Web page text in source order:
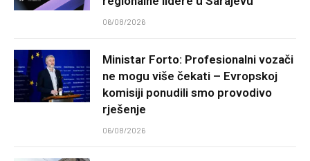
06/08/2026
Ministar Forto: Profesionalni vozači
ne mogu više čekati – Evropskoj
komisiji ponudili smo provodivo
rješenje
06/08/2026